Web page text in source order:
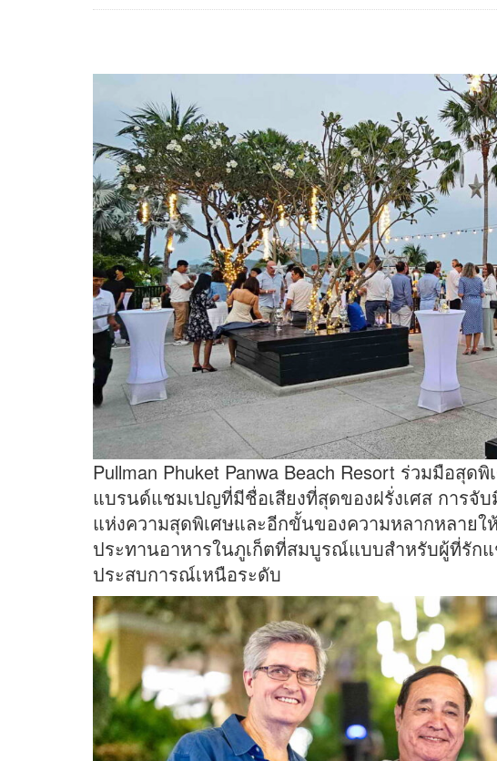
Pullman Phuket Panwa Beach Resort ร่วมมือสุด
แบรนด์แชมเปญที่มีชื่อเสียงที่สุดของฝรั่งเศส การจั
แห่งความสุดพิเศษและอีกขั้นของความหลากหลาย
ประทานอาหารในภูเก็ตที่สมบูรณ์แบบสำหรับผู้ที่รัก
ประสบการณ์เหนือระดับ